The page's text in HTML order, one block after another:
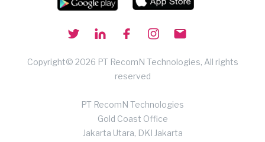
Copyright© 2026 PT RecomN Technologies, All rights
reserved
PT RecomN Technologies
Gold Coast Office
Jakarta Utara, DKI Jakarta